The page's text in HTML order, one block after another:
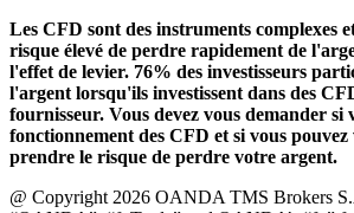
Les CFD sont des instruments complexes
risque élevé de perdre rapidement de
l'effet de levier. 76% des investisseurs
l'argent lorsqu'ils investissent dans des
fournisseur. Vous devez vous demander si
fonctionnement des CFD et si vous
prendre le risque de perdre votre argent.
@ Copyright 2026 OANDA TMS Brokers